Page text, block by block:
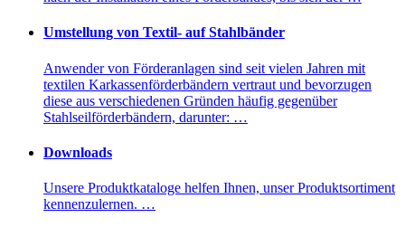
Umstellung von Textil- auf Stahlbänder
Anwender von Förderanlagen sind seit vielen Jahren mit
textilen Karkassenförderbändern vertraut und bevorzugen
diese aus verschiedenen Gründen häufig gegenüber
Stahlseilförderbändern, darunter: …
Downloads
Unsere Produktkataloge helfen Ihnen, unser Produktsortiment
kennenzulernen. …